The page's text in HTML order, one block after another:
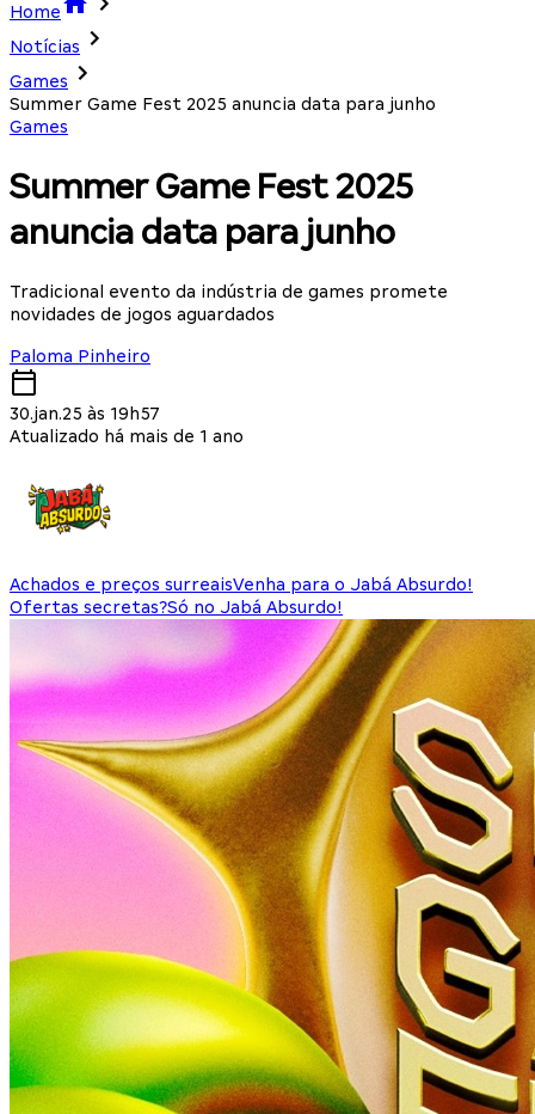
Home
Notícias
Games
Summer Game Fest 2025 anuncia data para junho
Games
Summer Game Fest 2025
anuncia data para junho
Tradicional evento da indústria de games promete
novidades de jogos aguardados
Paloma Pinheiro
30.jan.25 às 19h57
Atualizado há mais de 1 ano
Achados e preços surreaisVenha para o Jabá Absurdo!
Ofertas secretas?Só no Jabá Absurdo!